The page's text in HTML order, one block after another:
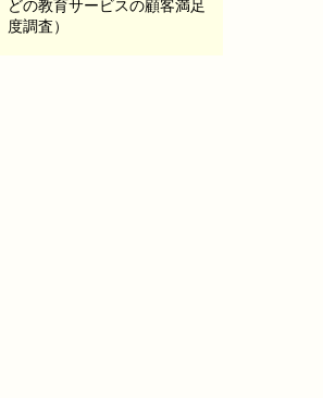
どの教育サービスの顧客満足
度調査）